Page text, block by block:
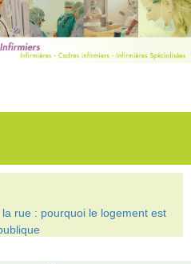
rue : pourquoi le logement est